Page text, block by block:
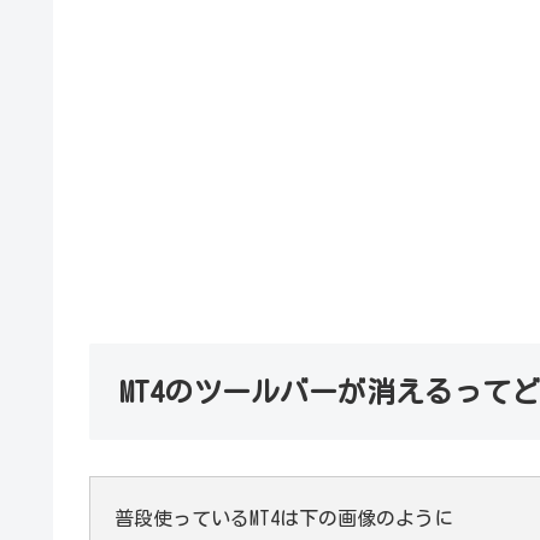
MT4のツールバーが消えるって
普段使っているMT4は下の画像のように